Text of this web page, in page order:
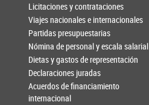
Licitaciones y contrataciones
Viajes nacionales e internacionales
Partidas presupuestarias
Nómina de personal y escala salarial
Dietas y gastos de representación
Declaraciones juradas
Acuerdos de financiamiento
internacional